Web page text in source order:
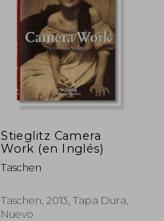
30%
dcto.
Stieglitz Camera
Work (en Inglés)
Taschen
Taschen, 2013, Tapa Dura,
Nuevo